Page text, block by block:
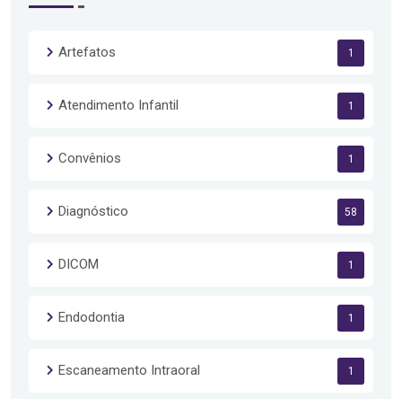
Artefatos 1
Atendimento Infantil 1
Convênios 1
Diagnóstico 58
DICOM 1
Endodontia 1
Escaneamento Intraoral 1